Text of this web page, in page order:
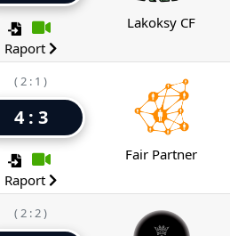
Raport
Lakoksy CF
( 2 : 1 )
4 : 3
Raport
Fair Partner
( 2 : 2 )